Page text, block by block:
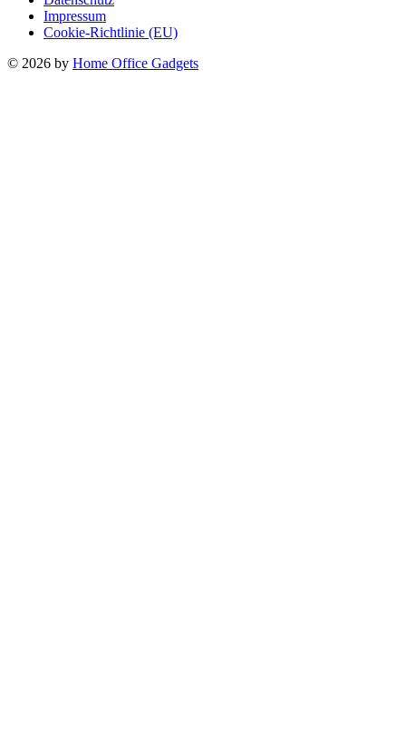
Impressum
Cookie-Richtlinie (EU)
© 2026 by Home Office Gadgets